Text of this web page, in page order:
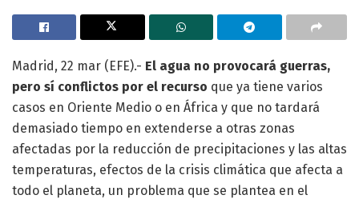
Madrid, 22 mar (EFE).- El agua no provocará guerras,
pero sí conflictos por el recurso que ya tiene varios
casos en Oriente Medio o en África y que no tardará
demasiado tiempo en extenderse a otras zonas
afectadas por la reducción de precipitaciones y las altas
temperaturas, efectos de la crisis climática que afecta a
todo el planeta, un problema que se plantea en el